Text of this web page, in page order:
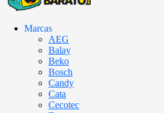
Marcas
AEG
Balay
Beko
Bosch
Candy
Cata
Cecotec